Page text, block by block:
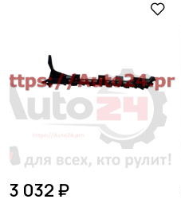
3 032 ₽